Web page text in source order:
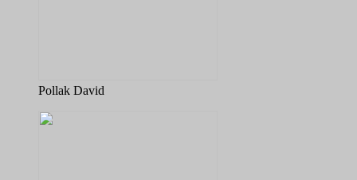
Pollak David